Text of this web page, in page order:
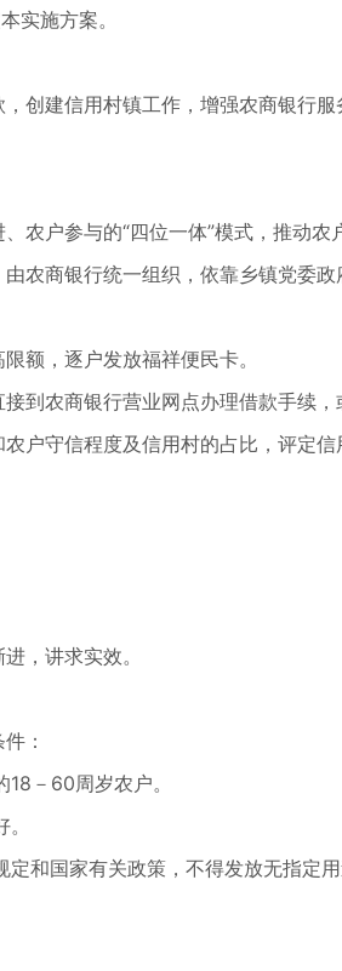
实施方案。
创建信用村镇工作，增强农商银行
农户参与的“四位一体”模式，推动
由农商银行统一组织，依靠乡镇党
额，逐户发放福祥便民卡。
接到农商银行营业网点办理借款手续
户守信程度及信用村的占比，评定信
，讲求实效。
：
－60周岁农户。
和国家有关政策，不得发放无指定用